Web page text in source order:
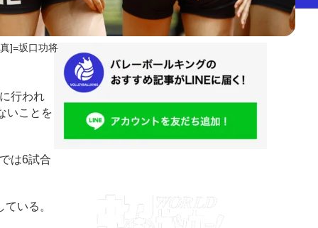
]=坂口功将
行われ
いことを
は6試合
いる。